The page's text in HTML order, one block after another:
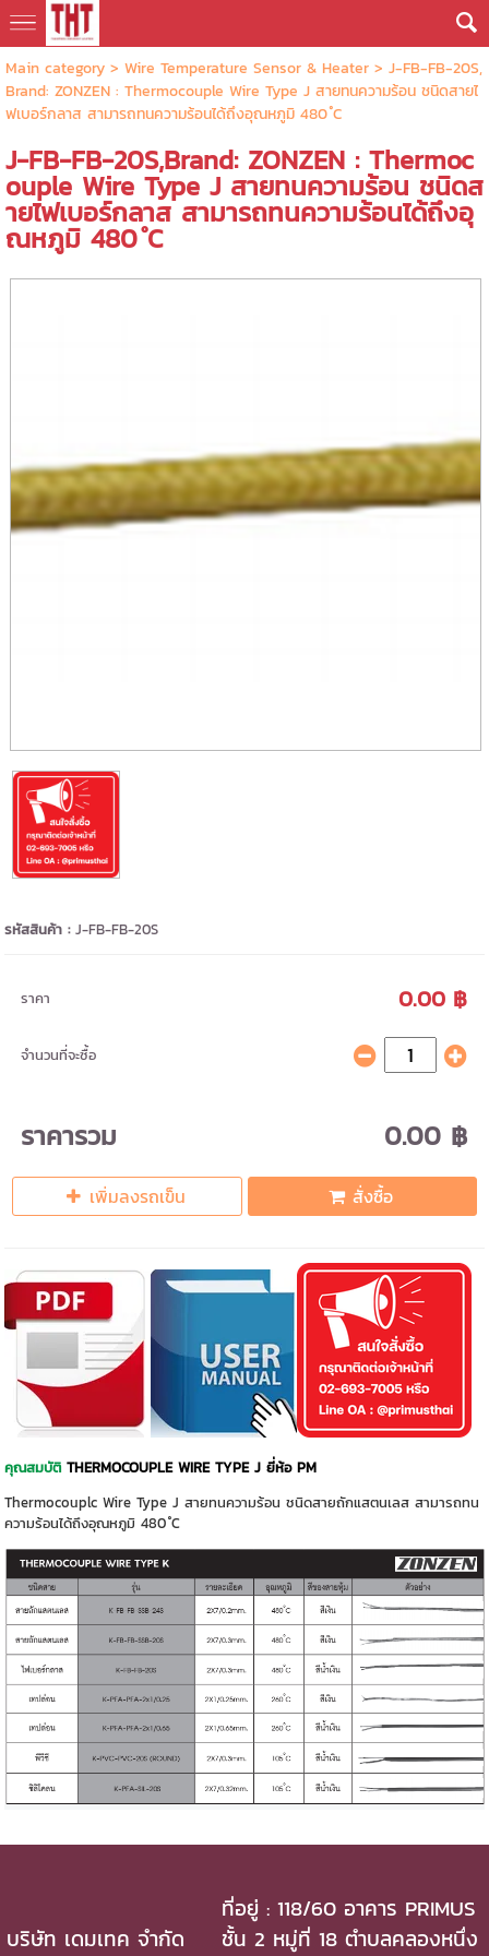
Main category> Wire Temperature Sensor & Heater> J-FB-FB-20S,
Brand: ZONZEN : Thermocouple Wire Type J สายทนความร้อน ชนิดสายไ
ฟเบอร์กลาส สามารถทนความร้อนได้ถึงอุณหภูมิ 480 ํC
J-FB-FB-20S,Brand: ZONZEN : Thermoc
ouple Wire Type J สายทนความร้อน ชนิดส
ายไฟเบอร์กลาส สามารถทนความร้อนได้ถึงอุ
ณหภูมิ 480 ํC
รหัสสินค้า :J-FB-FB-20S
ราคา 0.00 ฿
จำนวนที่จะซื้อ
ราคารวม 0.00 ฿
เพิ่มลงรถเข็น สั่งซื้อ
คุณสมบัติTHERMOCOUPLE WIRE TYPE J ยี่ห้อ PM
Thermocouplc Wire Type J สายทนความร้อน ชนิดสายถักแสตนเลส สามารถทน
ความร้อนได้ถึงอุณหภูมิ 480 ํC
บริษัท เดมเทค จำกัด
ที่อยู่ : 118/60 อาคาร PRIMUS
ชั้น 2 หมู่ที่ 18 ตำบลคลองหนึ่ง